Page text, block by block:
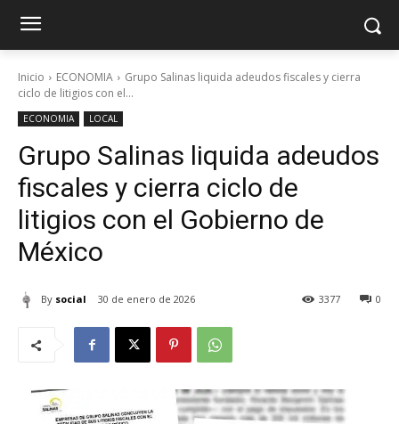
Inicio ECONOMIA
Grupo Salinas liquida adeudos fiscales y cierra
ciclo de litigios con el...
ECONOMIA LOCAL
Grupo Salinas liquida adeudos
fiscales y cierra ciclo de
litigios con el Gobierno de
México
By social 30 de enero de 2026 0
3377